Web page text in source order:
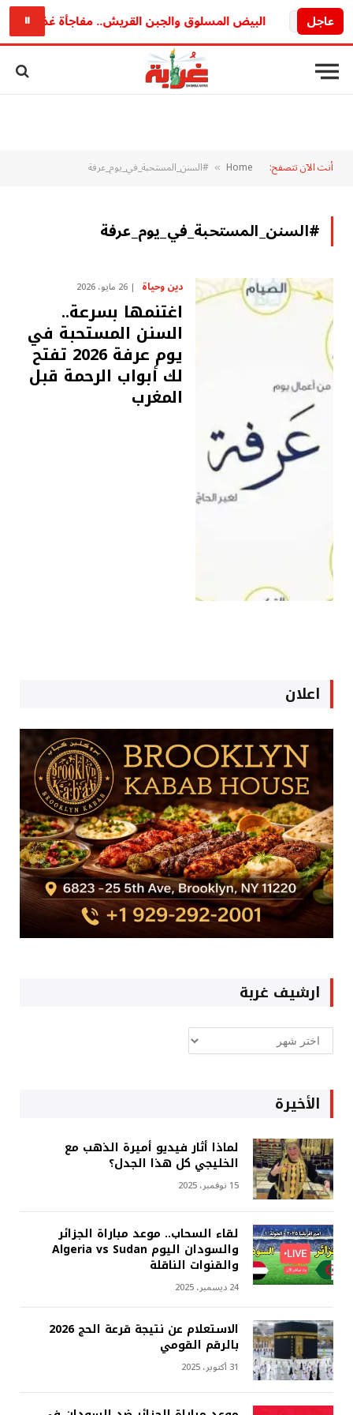
عاجل البيض المسلوق والجبن القريش.. مفاجأة غذائية قد
⏸
أنت الآن تتصفح: Home
» #السنن_المستحبة_في_يوم_عرفة
#السنن_المستحبة_في_يوم_عرفة
دين وحياة 26 مايو، 2026
اغتنمها بسرعة..
السنن المستحبة في
يوم عرفة 2026 تفتح
لك أبواب الرحمة قبل
المغرب
اعلان
ارشيف غربة
ارشيف
غربة
الأخيرة
لماذا أثار فيديو أميرة الذهب مع
الخليجي كل هذا الجدل؟
15 نوفمبر، 2025
لقاء السحاب.. موعد مباراة الجزائر
والسودان اليوم Algeria vs Sudan
والقنوات الناقلة
24 ديسمبر، 2025
الاستعلام عن نتيجة قرعة الحج 2026
بالرقم القومي
31 أكتوبر، 2025